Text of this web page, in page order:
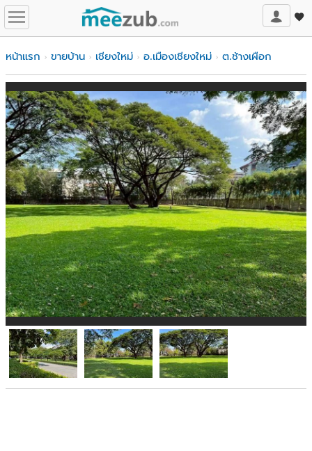
หน้าแรก ขายบ้าน เชียงใหม่ อ.เมืองเชียงใหม่ ต.ช้างเผือก